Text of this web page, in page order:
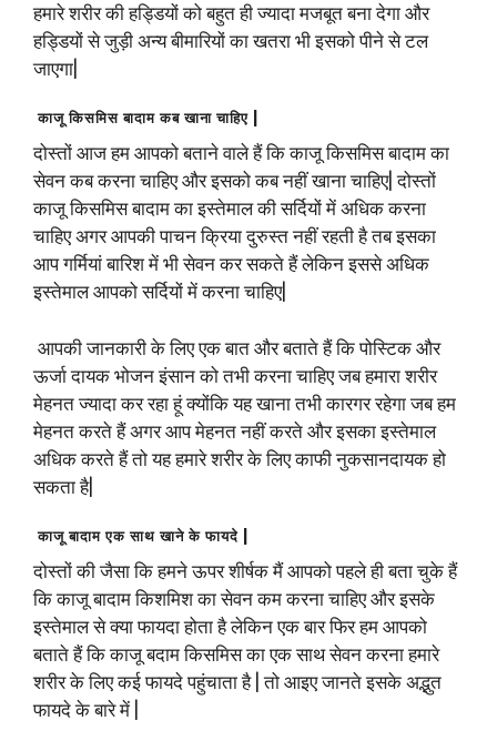
हमारे शरीर की हड्डियों को बहुत ही ज्यादा मजबूत बना देगा और
हड्डियों से जुड़ी अन्य बीमारियों का खतरा भी इसको पीने से टल
जाएगा|
काजू किसमिस बादाम कब खाना चाहिए |
दोस्तों आज हम आपको बताने वाले हैं कि काजू किसमिस बादाम का
सेवन कब करना चाहिए और इसको कब नहीं खाना चाहिए| दोस्तों
काजू किसमिस बादाम का इस्तेमाल की सर्दियों में अधिक करना
चाहिए अगर आपकी पाचन क्रिया दुरुस्त नहीं रहती है तब इसका
आप गर्मियां बारिश में भी सेवन कर सकते हैं लेकिन इससे अधिक
इस्तेमाल आपको सर्दियों में करना चाहिए|
आपकी जानकारी के लिए एक बात और बताते हैं कि पोस्टिक और
ऊर्जा दायक भोजन इंसान को तभी करना चाहिए जब हमारा शरीर
मेहनत ज्यादा कर रहा हूं क्योंकि यह खाना तभी कारगर रहेगा जब हम
मेहनत करते हैं अगर आप मेहनत नहीं करते और इसका इस्तेमाल
अधिक करते हैं तो यह हमारे शरीर के लिए काफी नुकसानदायक हो
सकता है|
काजू बादाम एक साथ खाने के फायदे |
दोस्तों की जैसा कि हमने ऊपर शीर्षक मैं आपको पहले ही बता चुके हैं
कि काजू बादाम किशमिश का सेवन कम करना चाहिए और इसके
इस्तेमाल से क्या फायदा होता है लेकिन एक बार फिर हम आपको
बताते हैं कि काजू बदाम किसमिस का एक साथ सेवन करना हमारे
शरीर के लिए कई फायदे पहुंचाता है | तो आइए जानते इसके अद्भुत
फायदे के बारे में |